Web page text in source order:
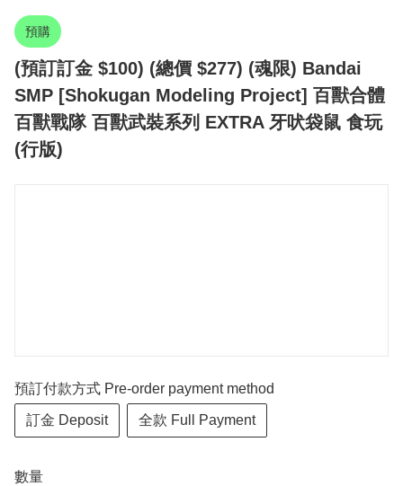
預購
(預訂訂金 $100) (總價 $277) (魂限) Bandai
SMP [Shokugan Modeling Project] 百獸合體
百獸戰隊 百獸武裝系列 EXTRA 牙吠袋鼠 食玩
(行版)
預訂付款方式 Pre-order payment method
訂金 Deposit 全款 Full Payment
數量